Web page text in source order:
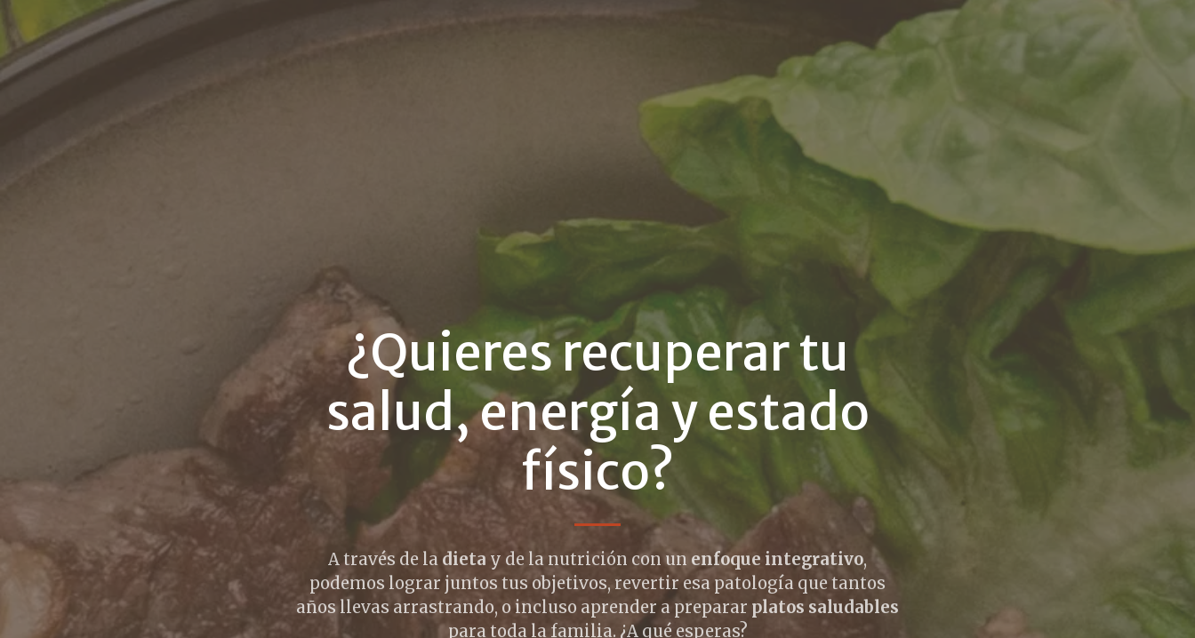
¿Quieres recuperar tu
salud, energía y estado
físico?
A través de la dieta y de la nutrición con un enfoque integrativo,
podemos lograr juntos tus objetivos, revertir esa patología que tantos
años llevas arrastrando, o incluso aprender a preparar platos saludables
para toda la familia. ¿A qué esperas?